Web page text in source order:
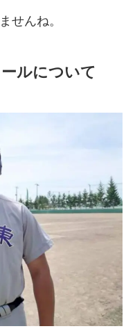
せんね。
ルについて